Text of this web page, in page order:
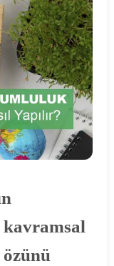
kavramsal
özünü